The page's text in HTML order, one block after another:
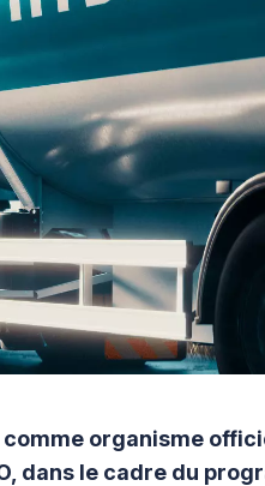
organisme
dans le cadre du